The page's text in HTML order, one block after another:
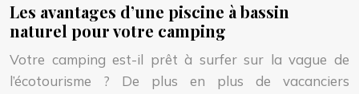
Les avantages d’une piscine à bassin
naturel pour votre camping
Votre camping est-il prêt à surfer sur la vague de
l’écotourisme ? De plus en plus de vacanciers